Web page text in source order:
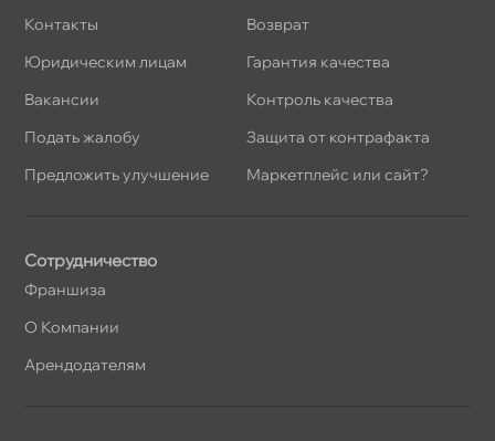
Контакты
Юридическим лицам
акансии
Подать жалобу
Предложить улучшение
озврат
Гарантия качества
Контроль качества
Защита от контрафакта
Маркетплейс или сайт?
Сотрудничество
Франшиза
О Компании
Арендодателям